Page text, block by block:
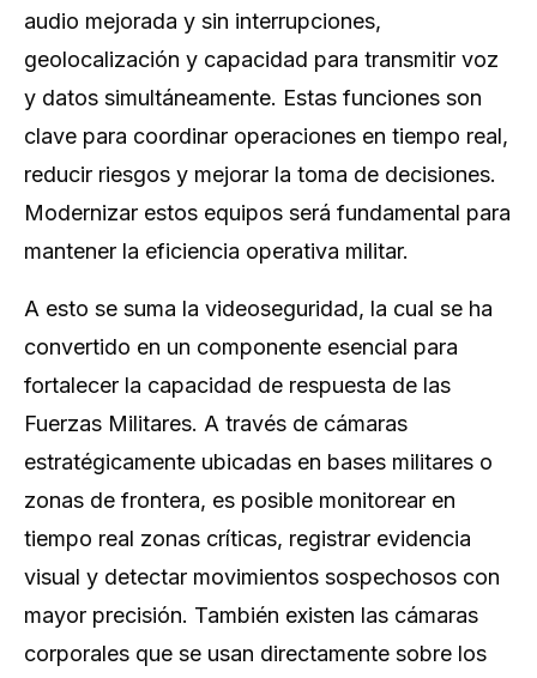
audio mejorada y sin interrupciones,
geolocalización y capacidad para transmitir voz
y datos simultáneamente. Estas funciones son
clave para coordinar operaciones en tiempo real,
reducir riesgos y mejorar la toma de decisiones.
Modernizar estos equipos será fundamental para
mantener la eficiencia operativa militar.
A esto se suma la videoseguridad, la cual se ha
convertido en un componente esencial para
fortalecer la capacidad de respuesta de las
Fuerzas Militares. A través de cámaras
estratégicamente ubicadas en bases militares o
zonas de frontera, es posible monitorear en
tiempo real zonas críticas, registrar evidencia
visual y detectar movimientos sospechosos con
mayor precisión. También existen las cámaras
corporales que se usan directamente sobre los